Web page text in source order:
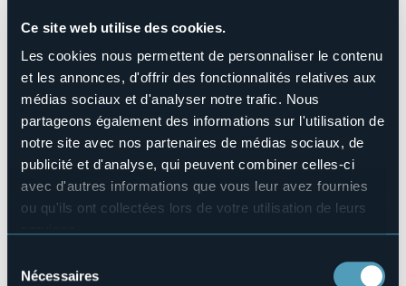
Ce site web utilise des cookies.
Les cookies nous permettent de personnaliser le contenu
et les annonces, d'offrir des fonctionnalités relatives aux
médias sociaux et d'analyser notre trafic. Nous
partageons également des informations sur l'utilisation de
notre site avec nos partenaires de médias sociaux, de
publicité et d'analyse, qui peuvent combiner celles-ci
avec d'autres informations que vous leur avez fournies
ou qu'ils ont collectées lors de votre utilisation de leurs
manière de les gérer et de les supprimer,
cliquez ici
Nécessaires
Salles de conférences
No
Piscine
Animaux acceptés
Sì
Nombres de chambres
Nombres de lits